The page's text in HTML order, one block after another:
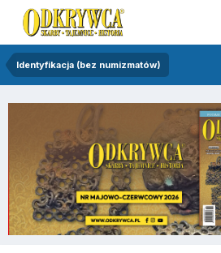
Identyfikacja (bez numizmatów)